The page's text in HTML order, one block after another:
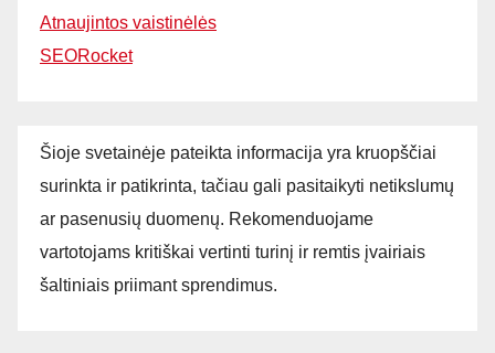
Atnaujintos vaistinėlės
SEORocket
Šioje svetainėje pateikta informacija yra kruopščiai
surinkta ir patikrinta, tačiau gali pasitaikyti netikslumų
ar pasenusių duomenų. Rekomenduojame
vartotojams kritiškai vertinti turinį ir remtis įvairiais
šaltiniais priimant sprendimus.